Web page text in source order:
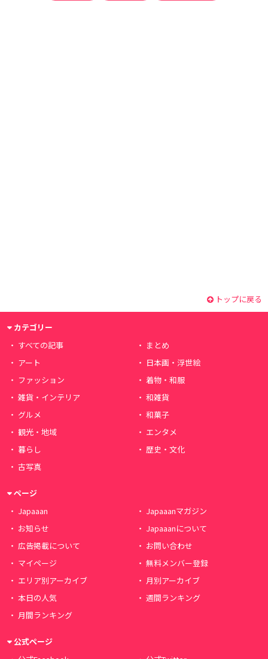
トップに戻る
カテゴリー
すべての記事
まとめ
アート
日本画・浮世絵
ファッション
着物・和服
雑貨・インテリア
和雑貨
グルメ
和菓子
観光・地域
エンタメ
暮らし
歴史・文化
古写真
ページ
Japaaan
Japaaanマガジン
お知らせ
Japaaanについて
広告掲載について
お問い合わせ
マイページ
無料メンバー登録
エリア別アーカイブ
月別アーカイブ
本日の人気
週間ランキング
月間ランキング
公式ページ